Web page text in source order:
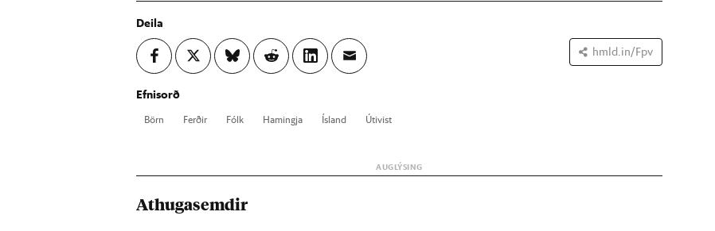
Deila
hmld.in/Fpv
Efnisorð
Börn Ferð­ir Fólk Ham­ingja Ís­land Úti­vist
Athugasemdir